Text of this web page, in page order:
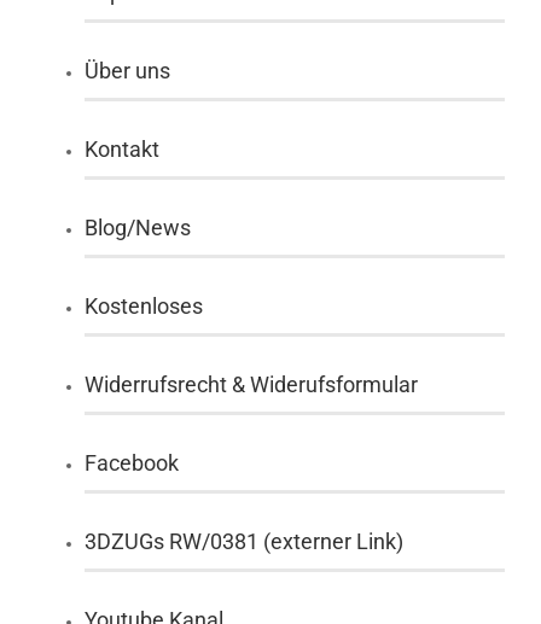
Über uns
Kontakt
Blog/News
Kostenloses
Widerrufsrecht & Widerufsformular
Facebook
3DZUGs RW/0381 (externer Link)